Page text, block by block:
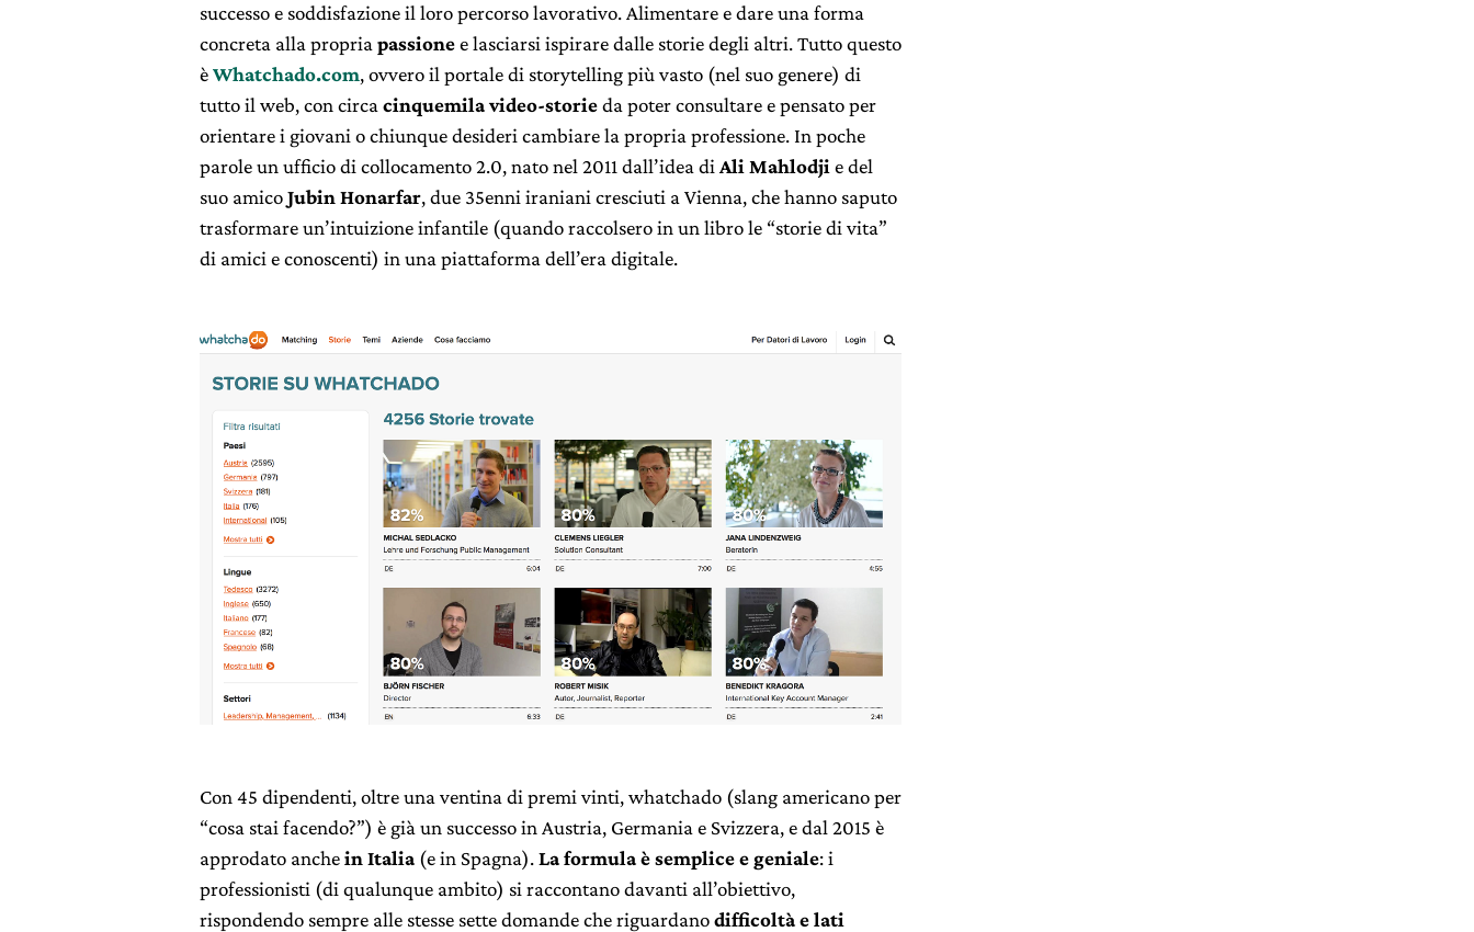
successo e soddisfazione il loro percorso lavorativo. Alimentare e dare una forma
concreta alla propria passionee lasciarsi ispirare dalle storie degli altri. Tutto questo
èWhatchado.com, ovvero il portale di storytelling più vasto (nel suo genere) di
tutto il web, con circa cinquemila video-storieda poter consultare e pensato per
orientare i giovani o chiunque desideri cambiare la propria professione. In poche
parole un ufficio di collocamento 2.0, nato nel 2011 dall’idea di Ali Mahlodji e del
suo amicoJubin Honarfar, due 35enni iraniani cresciuti a Vienna, che hanno saputo
trasformare un’intuizione infantile (quando raccolsero in un libro le “storie di vita”
di amici e conoscenti) in una piattaforma dell’era digitale.
Con 45 dipendenti, oltre una ventina di premi vinti, whatchado (slang americano per
“cosa stai facendo?”) è già un successo in Austria, Germania e Svizzera, e dal 2015 è
approdato anchein Italia (e in Spagna).La formula è semplice e geniale: i
professionisti (di qualunque ambito) si raccontano davanti all’obiettivo,
rispondendo sempre alle stesse sette domande che riguardanodifficoltà e lati